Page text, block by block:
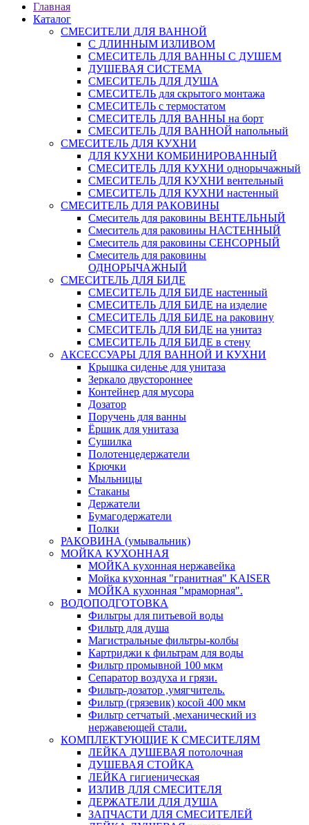
Главная
Каталог
СМЕСИТЕЛИ ДЛЯ ВАННОЙ
С ДЛИННЫМ ИЗЛИВОМ
СМЕСИТЕЛЬ ДЛЯ ВАННЫ С ДУШЕМ
ДУШЕВАЯ СИСТЕМА
СМЕСИТЕЛЬ ДЛЯ ДУША
СМЕСИТЕЛЬ для скрытого монтажа
СМЕСИТЕЛЬ с термостатом
СМЕСИТЕЛЬ ДЛЯ ВАННЫ на борт
СМЕСИТЕЛЬ ДЛЯ ВАННОЙ напольный
СМЕСИТЕЛЬ ДЛЯ КУХНИ
ДЛЯ КУХНИ КОМБИНИРОВАННЫЙ
СМЕСИТЕЛЬ ДЛЯ КУХНИ однорычажный
СМЕСИТЕЛЬ ДЛЯ КУХНИ вентельный
СМЕСИТЕЛЬ ДЛЯ КУХНИ настенный
СМЕСИТЕЛЬ ДЛЯ РАКОВИНЫ
Смеситель для раковины ВЕНТЕЛЬНЫЙ
Смеситель для раковины НАСТЕННЫЙ
Смеситель для раковины СЕНСОРНЫЙ
Смеситель для раковины
ОДНОРЫЧАЖНЫЙ
СМЕСИТЕЛЬ ДЛЯ БИДЕ
СМЕСИТЕЛЬ ДЛЯ БИДЕ настенный
СМЕСИТЕЛЬ ДЛЯ БИДЕ на изделие
СМЕСИТЕЛЬ ДЛЯ БИДЕ на раковину
СМЕСИТЕЛЬ ДЛЯ БИДЕ на унитаз
СМЕСИТЕЛЬ ДЛЯ БИДЕ в стену
АКСЕССУАРЫ ДЛЯ ВАННОЙ И КУХНИ
Крышка сиденье для унитаза
Зеркало двустороннее
Контейнер для мусора
Дозатор
Поручень для ванны
Ёршик для унитаза
Сушилка
Полотенцедержатели
Крючки
Мыльницы
Стаканы
Держатели
Бумагодержатели
Полки
РАКОВИНА (умывальник)
МОЙКА КУХОННАЯ
МОЙКА кухонная нержавейка
Мойка кухонная "гранитная" KAISER
МОЙКА кухонная "мраморная".
ВОДОПОДГОТОВКА
Фильтры для питьевой воды
Фильтр для душа
Магистральные фильтры-колбы
Картриджи к фильтрам для воды
Фильтр промывной 100 мкм
Сепаратор воздуха и грязи.
Фильтр-дозатор ,умягчитель.
Фильтр (грязевик) косой 400 мкм
Фильтр сетчатый ,механический из
нержавеющей стали.
КОМПЛЕКТУЮЩИЕ К СМЕСИТЕЛЯМ
ЛЕЙКА ДУШЕВАЯ потолочная
ДУШЕВАЯ СТОЙКА
ЛЕЙКА гигиеническая
ИЗЛИВ ДЛЯ СМЕСИТЕЛЯ
ДЕРЖАТЕЛИ ДЛЯ ДУША
ЗАПЧАСТИ ДЛЯ СМЕСИТЕЛЕЙ